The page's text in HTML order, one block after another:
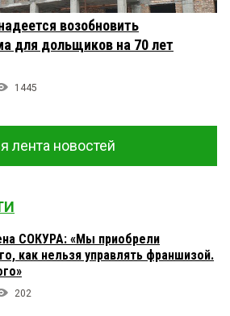
возобновить
для дольщиков на 70 лет
1445
лента новостей
СОКУРА: «Мы приобрели
как нельзя управлять франшизой.
202